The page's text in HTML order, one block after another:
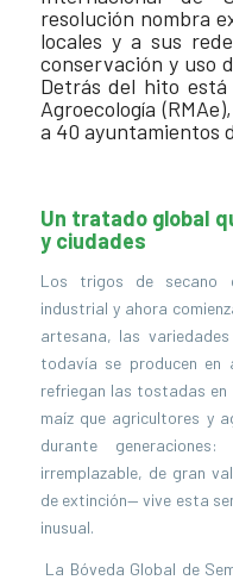
resolución nombra
locales y a sus
conservación y uso
Detrás del hito
Agroecología
a 40 ayuntamientos
Un tratado global
y ciudades
Los trigos de secano
industrial y ahora
artesana, las
todavía se producen en
refriegan las tostadas en
maíz que agricultores y
durante
irremplazable, de gran
de extinción— vive esta
inusual.
La Bóveda Global de